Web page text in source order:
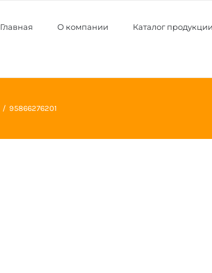
Главная О компании Каталог продукции
95866276201